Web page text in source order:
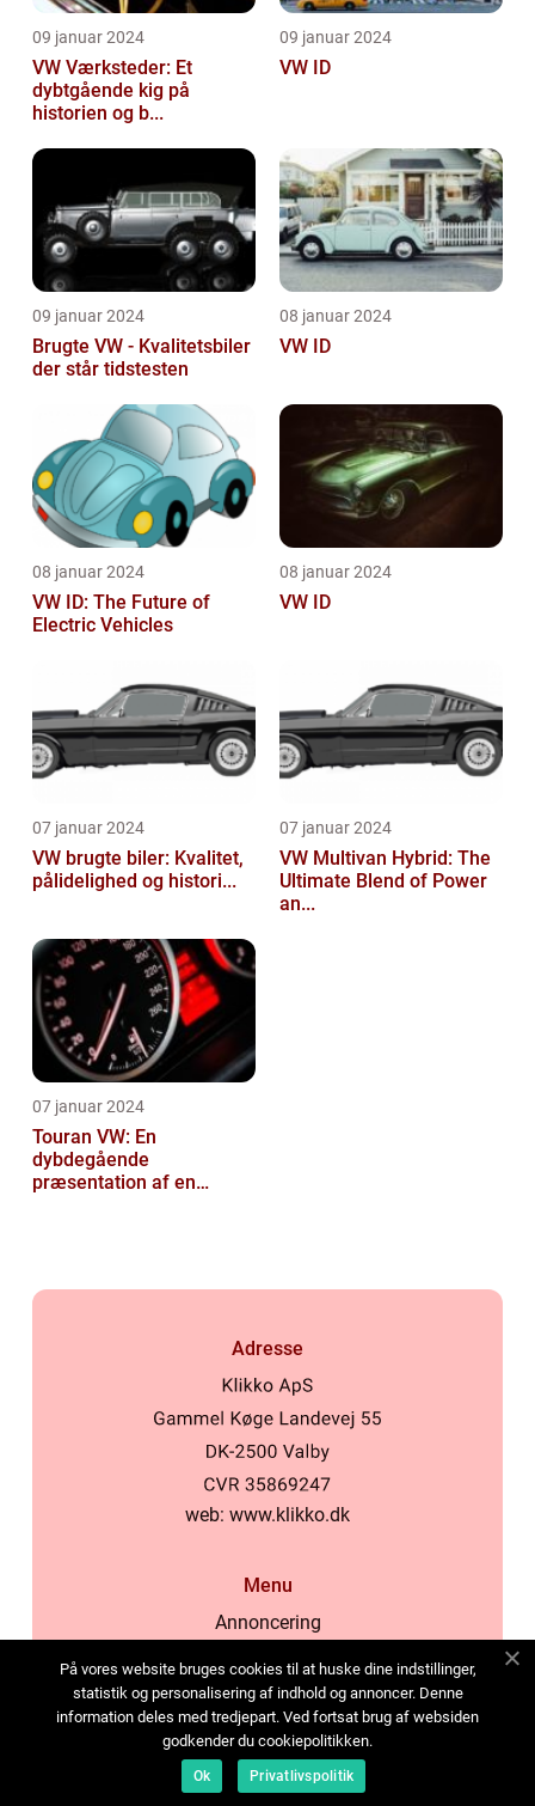
09 januar 2024
VW Værksteder: Et
dybtgående kig på
historien og b...
09 januar 2024
VW ID
09 januar 2024
Brugte VW - Kvalitetsbiler
der står tidstesten
08 januar 2024
VW ID
08 januar 2024
VW ID: The Future of
Electric Vehicles
08 januar 2024
VW ID
07 januar 2024
VW brugte biler: Kvalitet,
pålidelighed og histori...
07 januar 2024
VW Multivan Hybrid: The
Ultimate Blend of Power
an...
07 januar 2024
Touran VW: En
dybdegående
præsentation af en
Adresse
web: www.klikko.dk
Menu
Annoncering
Cookies
Kontakt os
Sitemap
På vores website bruges cookies til at huske dine indstillinger,
statistik og personalisering af indhold og annoncer. Denne
information deles med tredjepart. Ved fortsat brug af websiden
godkender du cookiepolitikken.
Ok Privatlivspolitik